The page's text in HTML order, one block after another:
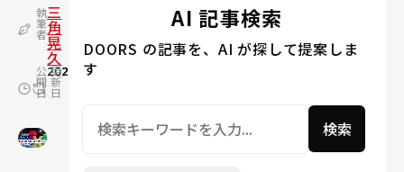
執
筆
者
三
角
晃
久
公
開
日
2026.05.15
更
新
日
2026.05.19
AI 記事検索
DOORS の記事を、AI が探して提案しま
す
検索